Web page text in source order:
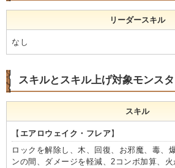
リーダースキル
なし
スキルとスキル上げ対象モンス
スキル
【 エアロウェイク・フレア】
ロックを解除し、木、回復、お邪魔、毒、
ンの間、ダメージを軽減、2コンボ加算、